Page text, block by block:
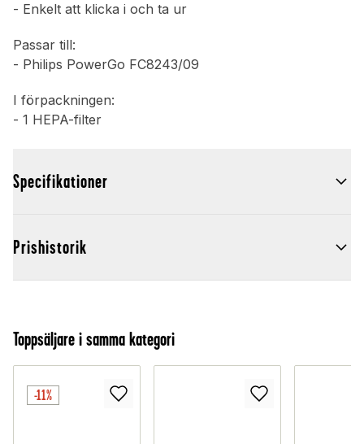
- Enkelt att klicka i och ta ur
Passar till:
- Philips PowerGo FC8243/09
I förpackningen:
- 1 HEPA-filter
Specifikationer
Prishistorik
Toppsäljare i samma kategori
-11%